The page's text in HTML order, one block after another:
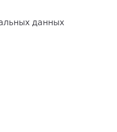
данных